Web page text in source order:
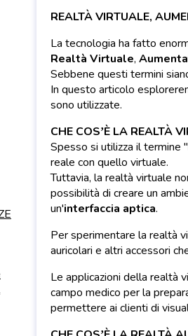
REALTÀ VIRTUALE,
La tecnologia ha fatto
Realtà Virtuale,
Sebbene questi termini
In questo articolo
sono utilizzate.
CHE COS’È LA REALTÀ
Spesso si utilizza il termine
reale con quello virtuale.
Tuttavia, la realtà virtuale
possibilità di creare un
un'interfaccia aptica.
Per sperimentare la realtà
auricolari e altri accessori
Le applicazioni della realtà
campo medico per la
permettere ai clienti di